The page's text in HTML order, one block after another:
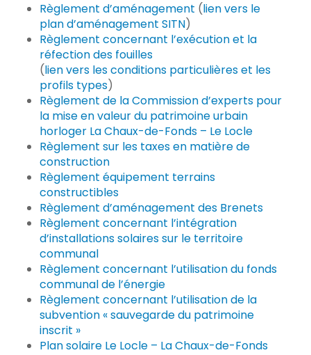
Règlement d’aménagement (lien vers le
plan d’aménagement SITN)
Règlement concernant l’exécution et la
réfection des fouilles
(lien vers les conditions particulières et les
profils types)
Règlement de la Commission d’experts pour
la mise en valeur du patrimoine urbain
horloger La Chaux-de-Fonds – Le Locle
Règlement sur les taxes en matière de
construction
Règlement équipement terrains
constructibles
Règlement d’aménagement des Brenets
Règlement concernant l’intégration
d’installations solaires sur le territoire
communal
Règlement concernant l’utilisation du fonds
communal de l’énergie
Règlement concernant l’utilisation de la
subvention « sauvegarde du patrimoine
inscrit »
Plan solaire Le Locle – La Chaux-de-Fonds